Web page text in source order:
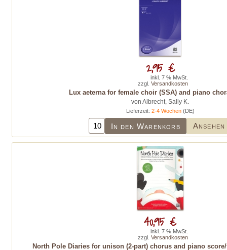
Lux aeterna for female choir (SSA) and piano
von Albrecht, Sally K.
Lieferzeit: 2-4 Wochen(DE)
In den Warenkorb Ansehen
2,95 €
inkl. 7 % MwSt.
zzgl. Versandkosten
North Pole Diaries for unison (2-part) chorus and piano
40,95 €
inkl. 7 % MwSt.
zzgl. Versandkosten